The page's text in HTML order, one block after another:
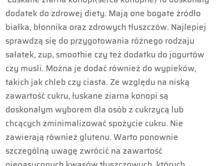
dodatek do zdrowej diety. Mają one bogate źródło
białka, błonnika oraz zdrowych tłuszczów. Najlepiej
sprawdzą się do przygotowania różnego rodzaju
sałatek, zup, smoothie czy też dodatku do jogurtów
czy musli. Można je dodać również do wypieków,
takich jak chleb czy ciasta. Ze względu na niską
zawartość cukru, łuskane ziarna konopi są
doskonałym wyborem dla osób z cukrzycą lub
chcących zminimalizować spożycie cukru. Nie
zawierają również glutenu. Warto ponownie
szczególną uwagę zwrócić na zawartość